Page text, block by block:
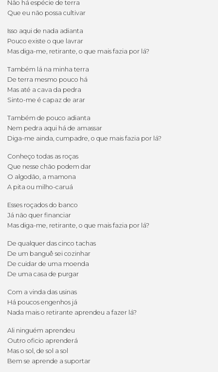
Não há espécie de terra
Que eu não possa cultivar
Isso aqui de nada adianta
Pouco existe o que lavrar
Mas diga-me, retirante, o que mais fazia por lá?
Também lá na minha terra
De terra mesmo pouco há
Mas até a cava da pedra
Sinto-me é capaz de arar
Também de pouco adianta
Nem pedra aqui há de amassar
Diga-me ainda, cumpadre, o que mais fazia por lá?
Conheço todas as roças
Que nesse chão podem dar
O algodão, a mamona
A pita ou milho-caruá
Esses roçados do banco
Já não quer financiar
Mas diga-me, retirante, o que mais fazia por lá?
De qualquer das cinco tachas
De um banguê sei cozinhar
De cuidar de uma moenda
De uma casa de purgar
Com a vinda das usinas
Há poucos engenhos já
Nada mais o retirante aprendeu a fazer lá?
Ali ninguém aprendeu
Outro oficio aprenderá
Mas o sol, de sol a sol
Bem se aprende a suportar